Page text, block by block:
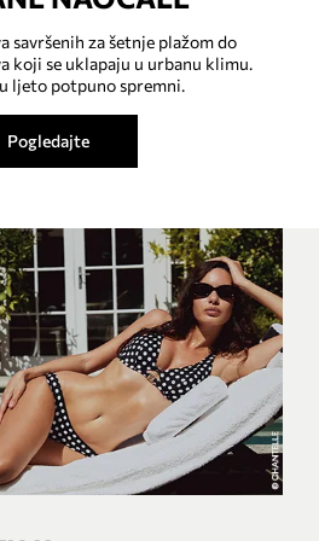
savršenih za šetnje plažom do
koji se uklapaju u urbanu klimu.
ljeto potpuno spremni.
Pogledajte